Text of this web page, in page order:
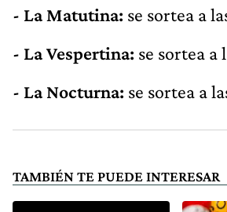
- La Matutina: se sortea a
- La Vespertina: se sortea a
- La Nocturna: se sortea a
TAMBIÉN TE PUEDE INTERESAR